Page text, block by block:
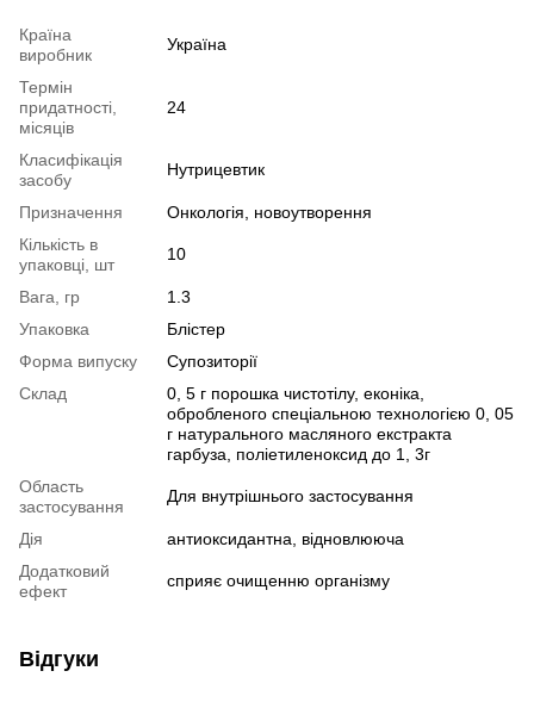
Країна
виробник
Україна
Термін
придатності,
місяців
24
Класифікація
засобу
Нутрицевтик
Призначення
Онкологія, новоутворення
Кількість в
упаковці, шт
10
Вага, гр
1.3
Упаковка
Блістер
Форма випуску
Супозиторії
Склад
0, 5 г порошка чистотілу, еконіка,
обробленого спеціальною технологією 0, 05
г натурального масляного екстракта
гарбуза, поліетиленоксид до 1, 3г
Область
застосування
Для внутрішнього застосування
Дія
антиоксидантна, відновлююча
Додатковий
ефект
сприяє очищенню організму
Відгуки